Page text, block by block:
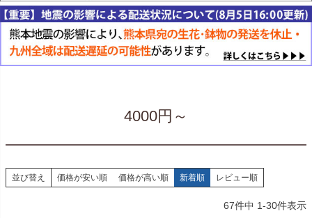
4000円～
並び替え 価格が安い順 価格が高い順 新着順 レビュー順
67件中 1-30件表示